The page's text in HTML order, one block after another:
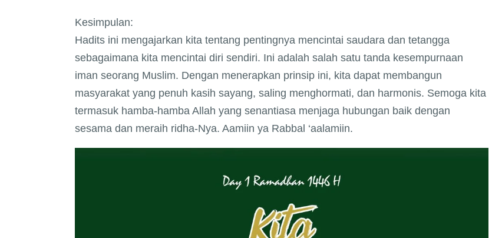
Kesimpulan:
Hadits ini mengajarkan kita tentang pentingnya mencintai saudara dan tetangga
sebagaimana kita mencintai diri sendiri. Ini adalah salah satu tanda kesempurnaan
iman seorang Muslim. Dengan menerapkan prinsip ini, kita dapat membangun
masyarakat yang penuh kasih sayang, saling menghormati, dan harmonis. Semoga kita
termasuk hamba-hamba Allah yang senantiasa menjaga hubungan baik dengan
sesama dan meraih ridha-Nya. Aamiin ya Rabbal ‘aalamiin.